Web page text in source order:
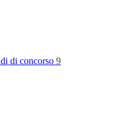
di concorso 9